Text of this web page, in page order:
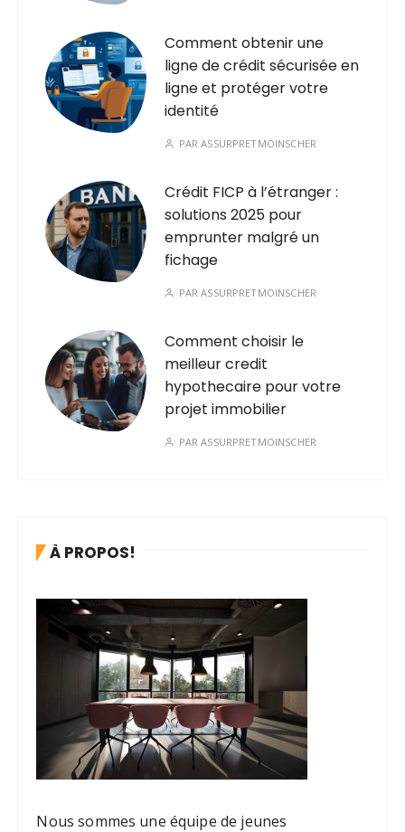
Comment obtenir une
ligne de crédit sécurisée en
ligne et protéger votre
identité
PARASSURPRETMOINSCHER
Crédit FICP à l’étranger :
solutions 2025 pour
emprunter malgré un
fichage
PARASSURPRETMOINSCHER
Comment choisir le
meilleur credit
hypothecaire pour votre
projet immobilier
PARASSURPRETMOINSCHER
À PROPOS!
Nous sommes une équipe de jeunes